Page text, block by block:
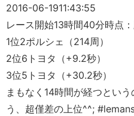
2016-06-1911:43:55
レース開始13時間40分時点
1位2ポルシェ（214周）
2位6トヨタ（+9.2秒）
3位5トヨタ（+30.2秒）
まもなく14時間が経つとい
う、超僅差の上位^^;